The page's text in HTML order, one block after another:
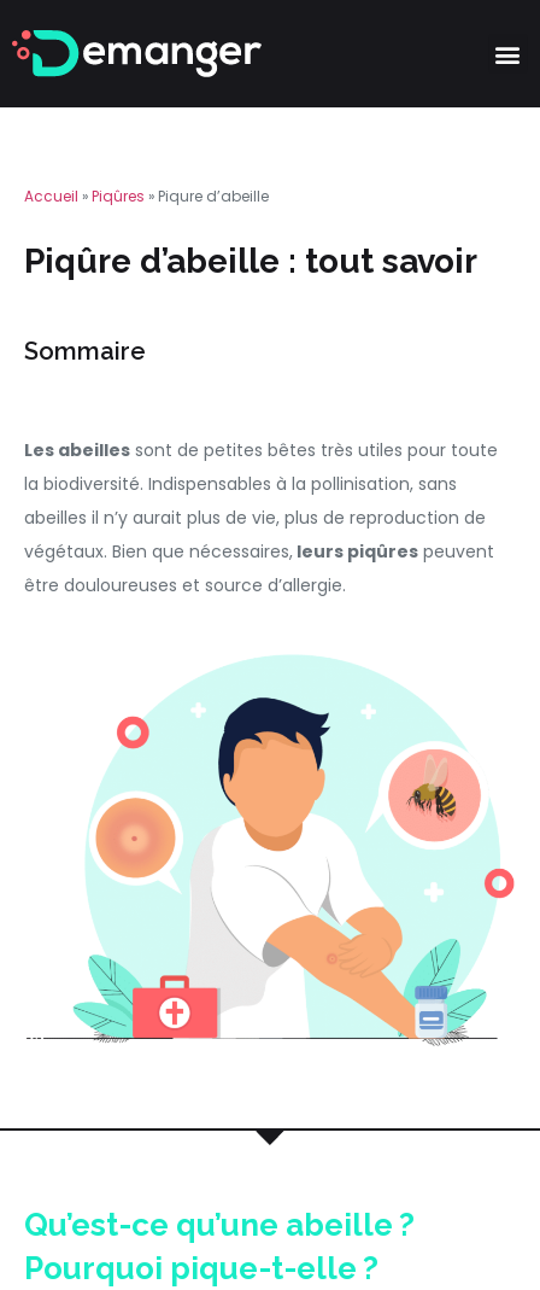
Accueil »Piqûres » Piqure d’abeille
Piqûre d’abeille : tout savoir
Sommaire
Les abeilles sont de petites bêtes très utiles pour toute
la biodiversité. Indispensables à la pollinisation, sans
abeilles il n’y aurait plus de vie, plus de reproduction de
végétaux. Bien que nécessaires, leurs piqûres peuvent
être douloureuses et source d’allergie.
Qu’est-ce qu’une abeille ?
Pourquoi pique-t-elle ?